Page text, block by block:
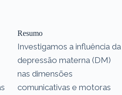
Resumo
Investigamos a influência da
depressão materna (DM)
nas dimensões
comunicativas e motoras